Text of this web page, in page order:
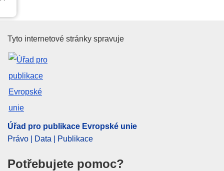
Úřad pro publikace Evropské
Tyto internetové stránky spravuje
Úřad pro publikace Evropské unie
Právo | Data | Publikace
Potřebujete pomoc?